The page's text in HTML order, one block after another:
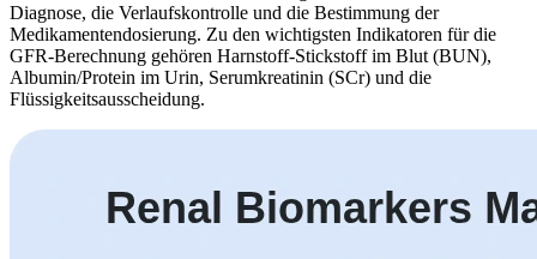
Diagnose, die Verlaufskontrolle und die Bestimmung der
Medikamentendosierung. Zu den wichtigsten Indikatoren für die
GFR-Berechnung gehören Harnstoff-Stickstoff im Blut (BUN),
Albumin/Protein im Urin, Serumkreatinin (SCr) und die
Flüssigkeitsausscheidung.